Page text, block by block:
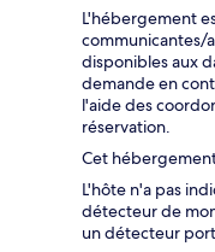
L'hébergement
communicantes/
disponibles aux
demande en
l'aide des
réservation.
Cet
L'hôte n'a pas
détecteur de
un détecteur